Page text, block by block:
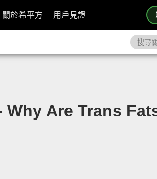
關於希平方 用戶見證
Why Are Trans